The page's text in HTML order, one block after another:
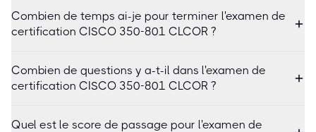
Combien de temps ai-je pour terminer l'examen de
certification CISCO 350-801 CLCOR ?
Combien de questions y a-t-il dans l'examen de
certification CISCO 350-801 CLCOR ?
Quel est le score de passage pour l'examen de